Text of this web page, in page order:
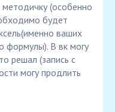
(особенно
будет
ваших
формулы). В вк могу
решал (запись с
могу продлить